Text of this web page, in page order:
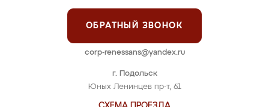
г. Подольск
Юных Ленинцев пр-т, 61
ОБРАТНЫЙ ЗВОНОК
corp-renessans@yandex.ru